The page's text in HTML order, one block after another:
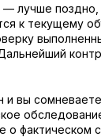
лучше поздно,
к текущему
и вы
о фактическом